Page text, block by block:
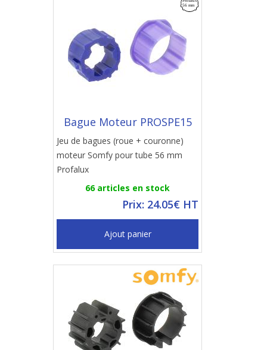
Bague Moteur PROSPE15
Jeu de bagues (roue + couronne)
moteur Somfy pour tube 56 mm
Profalux
66 articles en stock
Prix: 24.05€ HT
Ajout panier